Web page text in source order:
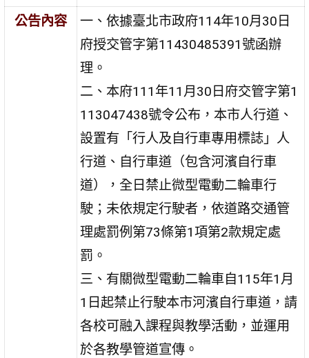
公告內容
一、依據臺北市政府114年10月30日
府授交管字第11430485391號函辦
理。
二、本府111年11月30日府交管字第1
113047438號令公布，本市人行道、
設置有「行人及自行車專用標誌」人
行道、自行車道（包含河濱自行車
道），全日禁止微型電動二輪車行
駛；未依規定行駛者，依道路交通管
理處罰例第73條第1項第2款規定處
罰。
三、有關微型電動二輪車自115年1月
1日起禁止行駛本市河濱自行車道，請
各校可融入課程與教學活動，並運用
於各教學管道宣傳。